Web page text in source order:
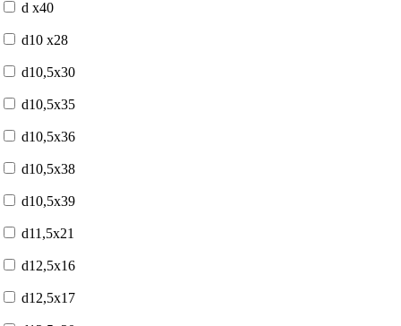
d x40
d10 x28
d10,5x30
d10,5x35
d10,5x36
d10,5x38
d10,5x39
d11,5x21
d12,5x16
d12,5x17